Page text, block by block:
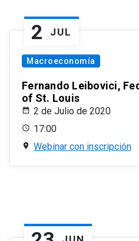
2 JUL
Macroeconomía
Fernando Leibovici,
of St. Louis
2 de Julio de 2020
17:00
Webinar con inscripción